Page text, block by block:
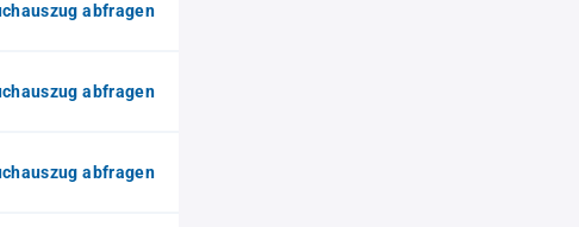
abfragen
abfragen
abfragen